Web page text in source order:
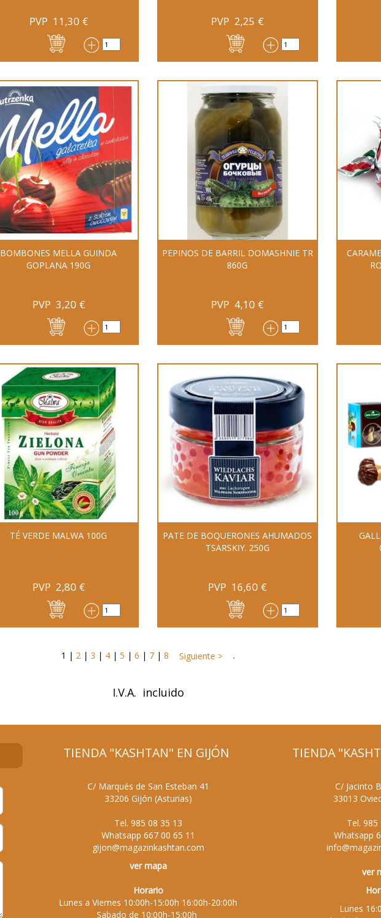
PVP 11,30 € PVP 2,25 €
BOMBONES MELLA GUINDA
GOPLANA 190G
PVP 3,20 €
PEPINOS DE BARRIL DOMASHNIE TR
860G
PVP 4,10 €
TÉ VERDE MALWA 100G
PVP 2,80 €
PATE DE BOQUERONES AHUMADOS
TSARSKIY. 250G
PVP 16,60 €
1 | 2 | 3 | 4 | 5 | 6 | 7 | 8 Siguiente > .
I.V.A. incluido
TIENDA "KASHTAN" EN GIJÓN
C/ Marqués de San Esteban 41
33206 Gijón (Asturias)
Tel. 985 08 35 13
Whatsapp 667 00 65 11
gijon@magazinkashtan.com
ver mapa
Horario
Lunes a Viernes 10:00h-15:00h 16:00h-20:00h
Sabado de 10:00h-15:00h
TIENDA
C/ Jacinto
33013
Tel. 985
Whatsapp
ver
Lunes